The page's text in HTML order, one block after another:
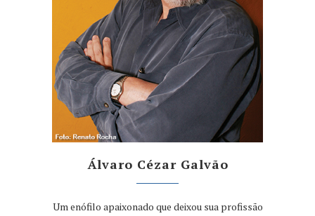
Álvaro Cézar Galvão
Um enófilo apaixonado que deixou sua profissão